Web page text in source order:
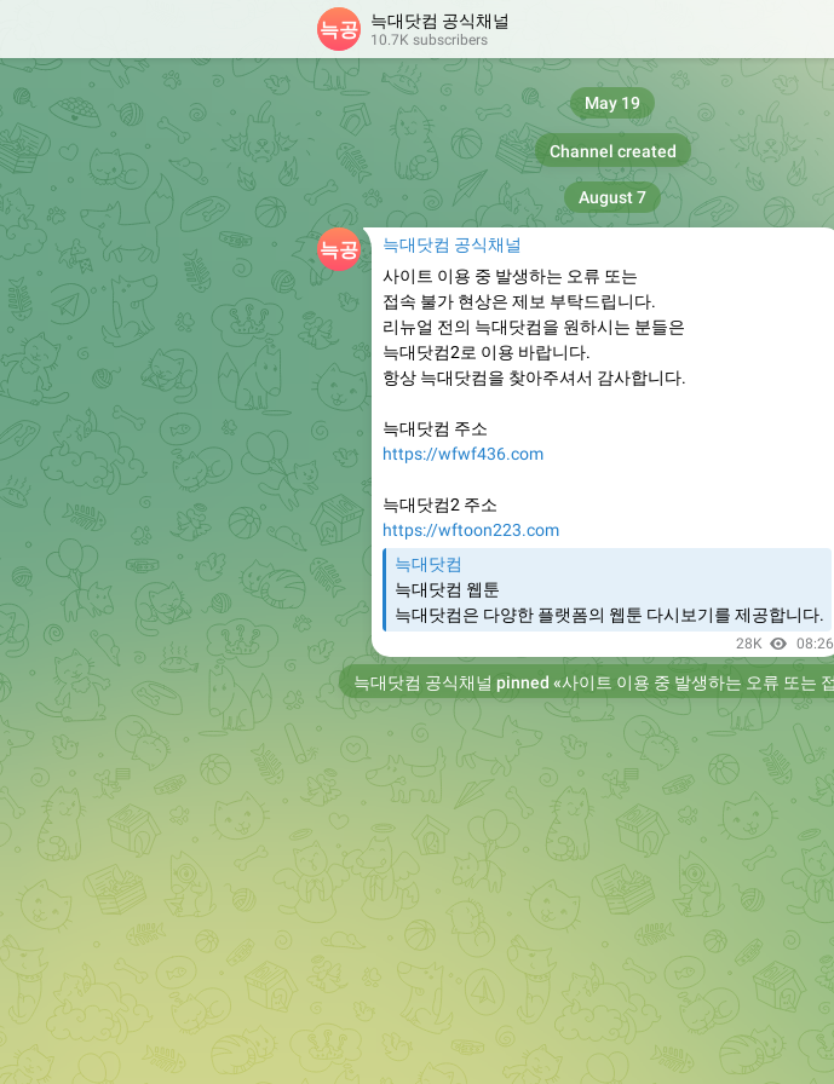
늑대닷컴 공식채널
10.7K subscribers
Channel created
May 19
늑대닷컴 공식채널
사이트 이용 중 발생하는 오류 또는
접속 불가 현상은 제보 부탁드립니다.
리뉴얼 전의 늑대닷컴을 원하시는 분들은
늑대닷컴2로 이용 바랍니다.
항상 늑대닷컴을 찾아주셔서 감사합니다.
늑대닷컴 주소
https://wfwf436.com
늑대닷컴2 주소
https://wftoon223.com
늑대닷컴
늑대닷컴 웹툰
늑대닷컴은 다양한 플랫폼의 웹툰 다시보기를 제공합니다.
28K 08:26
August 7
늑대닷컴 공식채널 pinned «